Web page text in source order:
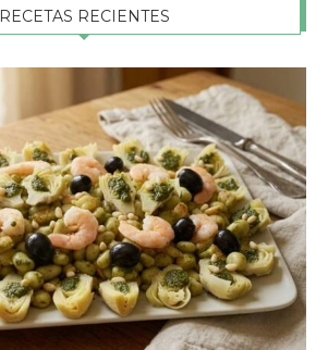
RECETAS RECIENTES